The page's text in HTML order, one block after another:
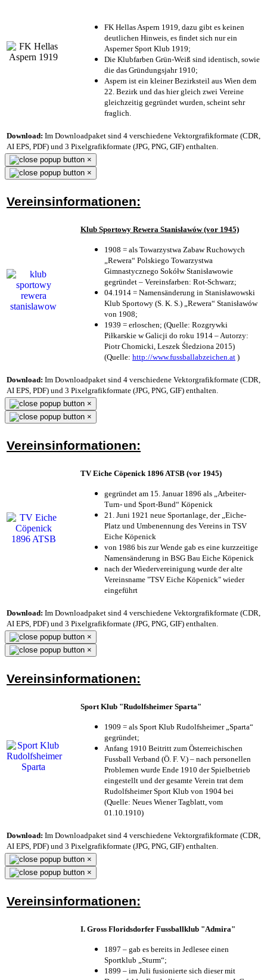
FK Hellas Aspern 1919, dazu gibt es keinen
deutlichen Hinweis, es findet sich nur ein
Asperner Sport Klub 1919;
Die Klubfarben Grün-Weiß sind identisch, sowie
die das Gründungsjahr 1910;
Aspern ist ein kleiner Bezirksteil aus Wien dem
22. Bezirk und das hier gleich zwei Vereine
gleichzeitig gegründet wurden, scheint sehr
fraglich.
Download: Im Downloadpaket sind 4 verschiedene Vektorgrafikformate (CDR,
AI EPS, PDF) und 3 Pixelgrafikformate (JPG, PNG, GIF) enthalten.
×
×
Vereinsinformationen:
Klub Sportowy Rewera Stanisławów (vor 1945)
1908 = als Towarzystwa Zabaw Ruchowych
„Rewera“ Polskiego Towarzystwa
Gimnastycznego Sokółw Stanisławowie
gegründet – Vereinsfarben: Rot-Schwarz;
04.1914 = Namensänderung in Stanisławowski
Klub Sportowy (S. K. S.) „Rewera“ Stanisławów
von 1908;
1939 = erloschen; (Quelle: Rozgrywki
Piłkarskie w Galicji do roku 1914 – Autorzy:
Piotr Chomicki, Leszek Śledziona 2015)
(Quelle: http://www.fussballabzeichen.at )
Download: Im Downloadpaket sind 4 verschiedene Vektorgrafikformate (CDR,
AI EPS, PDF) und 3 Pixelgrafikformate (JPG, PNG, GIF) enthalten.
×
×
Vereinsinformationen:
TV Eiche Cöpenick 1896 ATSB (vor 1945)
gegründet am 15. Januar 1896 als „Arbeiter-
Turn- und Sport-Bund“ Köpenick
21. Juni 1921 neue Sportanlage, der „Eiche-
Platz und Umbenennung des Vereins in TSV
Eiche Köpenick
von 1986 bis zur Wende gab es eine kurzzeitige
Namensänderung in BSG Bau Eiche Köpenick
nach der Wiedervereinigung wurde der alte
Vereinsname "TSV Eiche Köpenick" wieder
eingeführt
Download: Im Downloadpaket sind 4 verschiedene Vektorgrafikformate (CDR,
AI EPS, PDF) und 3 Pixelgrafikformate (JPG, PNG, GIF) enthalten.
×
×
Vereinsinformationen:
Sport Klub "Rudolfsheimer Sparta"
1909 = als Sport Klub Rudolfsheimer „Sparta“
gegründet;
Anfang 1910 Beitritt zum Österreichischen
Fussball Verband (Ö. F. V.) – nach personellen
Problemen wurde Ende 1910 der Spielbetrieb
eingestellt und der gesamte Verein trat dem
Rudolfsheimer Sport Klub von 1904 bei
(Quelle: Neues Wiener Tagblatt, vom
01.10.1910)
Download: Im Downloadpaket sind 4 verschiedene Vektorgrafikformate (CDR,
AI EPS, PDF) und 3 Pixelgrafikformate (JPG, PNG, GIF) enthalten.
×
×
Vereinsinformationen:
I. Gross Floridsdorfer Fussballklub "Admira"
1897 – gab es bereits in Jedlesee einen
Sportklub „Sturm“;
1899 – im Juli fusionierte sich dieser mit